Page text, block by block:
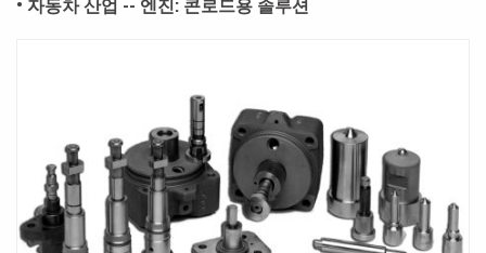
• 자동차 산업 -- 엔진: 콘로드용 솔루션